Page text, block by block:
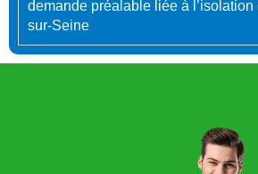
demande préalable liée à
sur-Seine